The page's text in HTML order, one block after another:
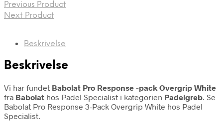
Previous Product
Next Product
Beskrivelse
Beskrivelse
Vi har fundet Babolat Pro Response -pack Overgrip White
fra Babolat hos Padel Specialist i kategorien Padelgreb. Se
Babolat Pro Response 3-Pack Overgrip White hos Padel
Specialist.